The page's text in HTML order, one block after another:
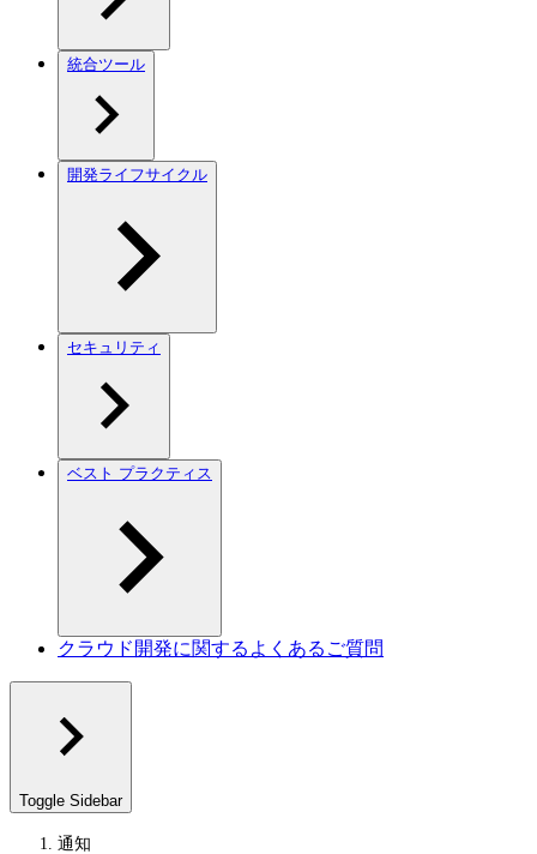
統合ツール
開発ライフサイクル
セキュリティ
ベスト プラクティス
クラウド開発に関するよくあるご質問
Toggle Sidebar
通知